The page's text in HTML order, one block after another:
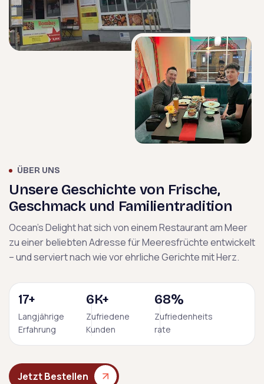
ÜBER UNS
Unsere Geschichte von Frische,
Geschmack und Familientradition
Ocean's Delight hat sich von einem Restaurant am Meer
zu einer beliebten Adresse für Meeresfrüchte entwickelt
– und serviert nach wie vor ehrliche Gerichte mit Herz.
24+
Langjährige
Erfahrung
9K+
Zufriedene
Kunden
95%
Zufriedenheits
rate
Jetzt Bestellen